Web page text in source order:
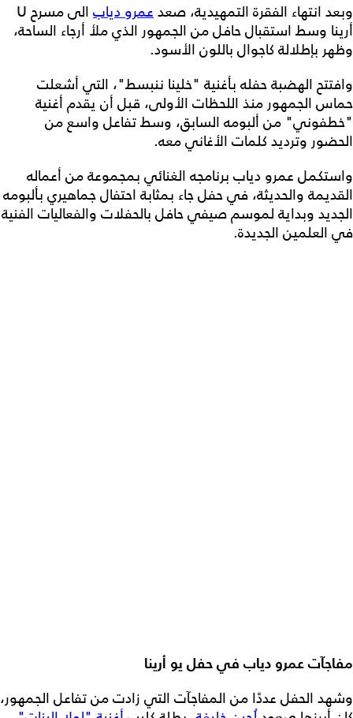
وبعد انتهاء الفقرة التمهيدية، صعدعمرو دياب
الى مسرح U
أرينا وسط استقبال حافل من الجمهور الذي ملأ أرجاء الساحة،
وظهر بإطلالة كاجوال باللون الأسود.
وافتتح الهضبة حفله بأغنية "خلينا ننبسط"، التي أشعلت
حماس الجمهور منذ اللحظات الأولى، قبل أن يقدم أغنية
"خطفوني" من ألبومه السابق، وسط تفاعل واسع من
الحضور وترديد كلمات الأغاني معه.
واستكمل عمرو دياب برنامجه الغنائي بمجموعة من أعماله
القديمة والحديثة، في حفل جاء بمثابة احتفال جماهيري بألبومه
الجديد وبداية لموسم صيفي حافل بالحفلات والفعاليات الفنية
في العلمين الجديدة.
مفاجآت عمرو دياب في حفل يو أرينا
وشهد الحفل عددًا من المفاجآت التي زادت من تفاعل الجمهور،